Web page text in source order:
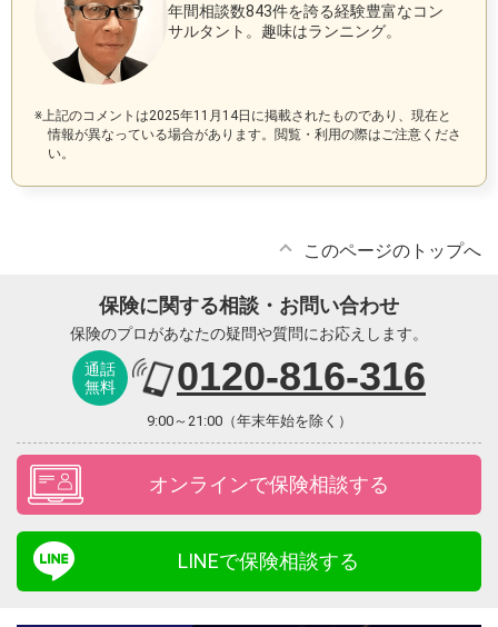
年間相談数843件を誇る経験豊富なコン
サルタント。趣味はランニング。
※上記のコメントは2025年11月14日に掲載されたものであり、現在と
情報が異なっている場合があります。閲覧・利用の際はご注意くださ
い。
このページのトップへ
保険に関する相談・お問い合わせ
保険のプロがあなたの疑問や質問にお応えします。
通話
無料
0120-816-316
9:00～21:00（年末年始を除く）
オンラインで保険相談する
LINEで保険相談する